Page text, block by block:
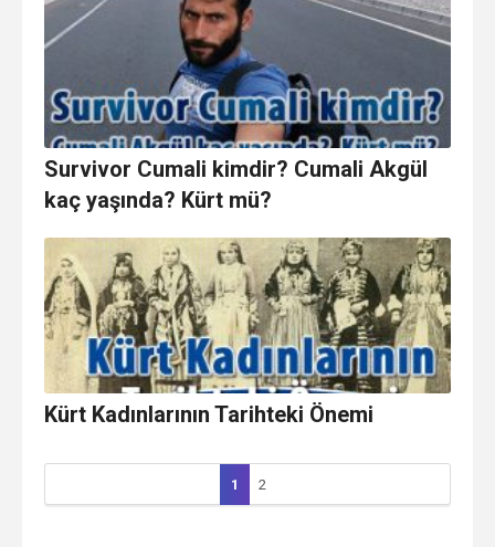
Survivor Cumali kimdir? Cumali Akgül
kaç yaşında? Kürt mü?
Kürt Kadınlarının Tarihteki Önemi
1 2